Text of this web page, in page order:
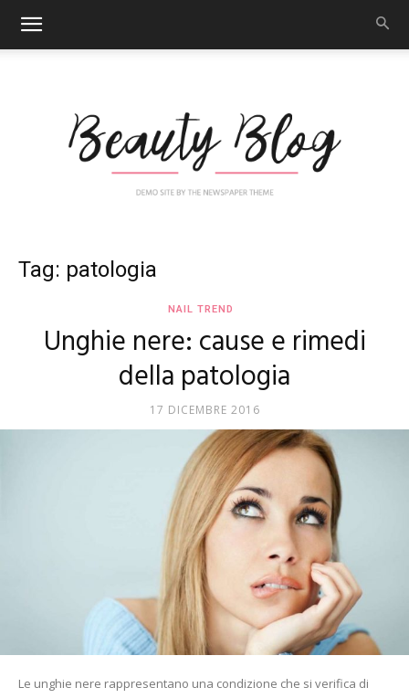
Art
Mania
Tag: patologia
NAIL TREND
Unghie nere: cause e rimedi
della patologia
17 DICEMBRE 2016
Le unghie nere rappresentano una condizione che si verifica di